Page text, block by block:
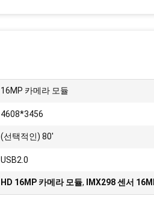
16MP 카메라 모듈
4608*3456
(선택적인) 80'
USB2.0
HD 16MP 카메라 모듈, IMX298 센서